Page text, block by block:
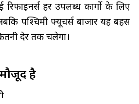
हर उपलब्ध कार्गो के लिए
पश्चिमी फ्यूचर्स बाजार यह बहस
देर तक चलेगा।
है